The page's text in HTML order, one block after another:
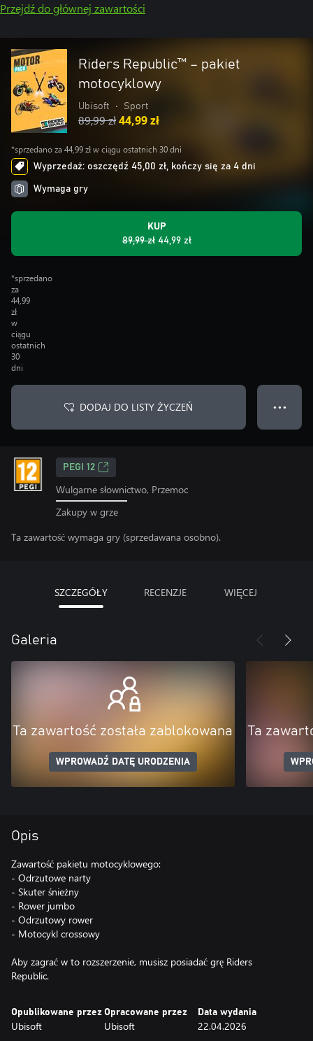
Przejdź do głównej zawartości
Riders Republic™ – pakiet
motocyklowy
Ubisoft • Sport
89,99 zł44,99 zł
*sprzedano za 44,99 zł w ciągu ostatnich 30 dni
Wyprzedaż: oszczędź 45,00 zł, kończy się za 4 dni
Wymaga gry
KUP
89,99 zł 44,99 zł
*sprzedano
za
44,99
zł
w
ciągu
ostatnich
30
dni
DODAJ DO LISTY ŻYCZEŃ ● ● ●
PEGI 12
Wulgarne słownictwo, Przemoc
Zakupy w grze
Ta zawartość wymaga gry (sprzedawana osobno).
SZCZEGÓŁY RECENZJE WIĘCEJ
Galeria
Ta zawartość została zablokowana
WPROWADŹ DATĘ URODZENIA
Ta
Opis
Zawartość pakietu motocyklowego:
- Odrzutowe narty
- Skuter śnieżny
- Rower jumbo
- Odrzutowy rower
- Motocykl crossowy
Aby zagrać w to rozszerzenie, musisz posiadać grę Riders
Republic.
Opublikowane przez
Ubisoft
Opracowane przez
Ubisoft
Data wydania
22.04.2026